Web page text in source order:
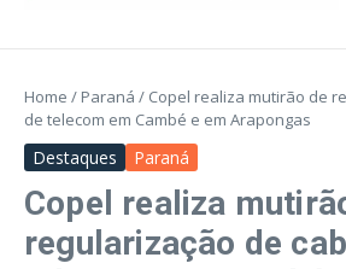
Home / Paraná / Copel realiza mutirão de
de telecom em Cambé e em Arapongas
Destaques Paraná
Copel realiza
regularização de